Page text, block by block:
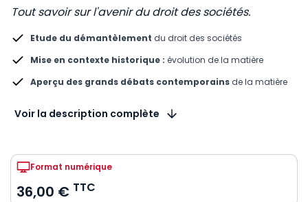
Tout savoir sur l'avenir du droit des sociétés.
Etude du démantèlement du droit des sociétés
Mise en contexte historique : évolution de la matière
Aperçu des grands débats contemporains de la matière
Voir la description complète
Format numérique
36,00 € TTC